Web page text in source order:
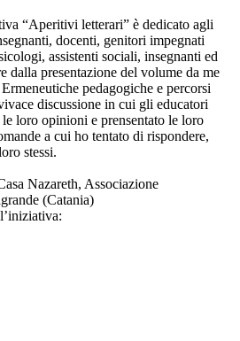
“Aperitivi letterari” è dedicato agli
docenti, genitori impegnati
assistenti sociali, insegnanti ed
dalla presentazione del volume da me
pedagogiche e percorsi
discussione in cui gli educatori
loro opinioni e prensentato le loro
a cui ho tentato di rispondere,
stessi.
Nazareth, Associazione
(Catania)